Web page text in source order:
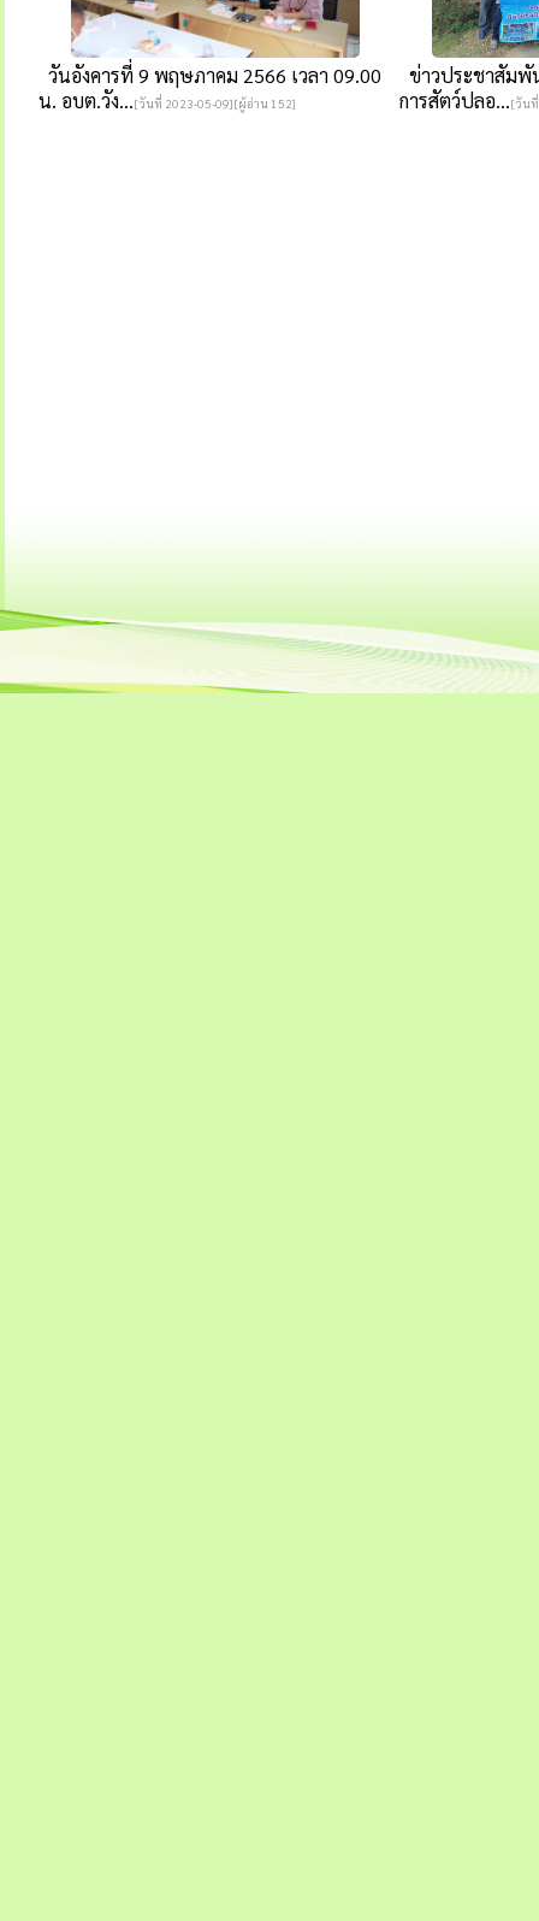
วันอังคารที่ 9 พฤษภาคม 2566 เวลา 09.00
น. อบต.วัง...[วันที่ 2023-05-09][ผู้อ่าน 152]
ข่าวประชาสัมพั
การสัตว์ปลอ...[วัน